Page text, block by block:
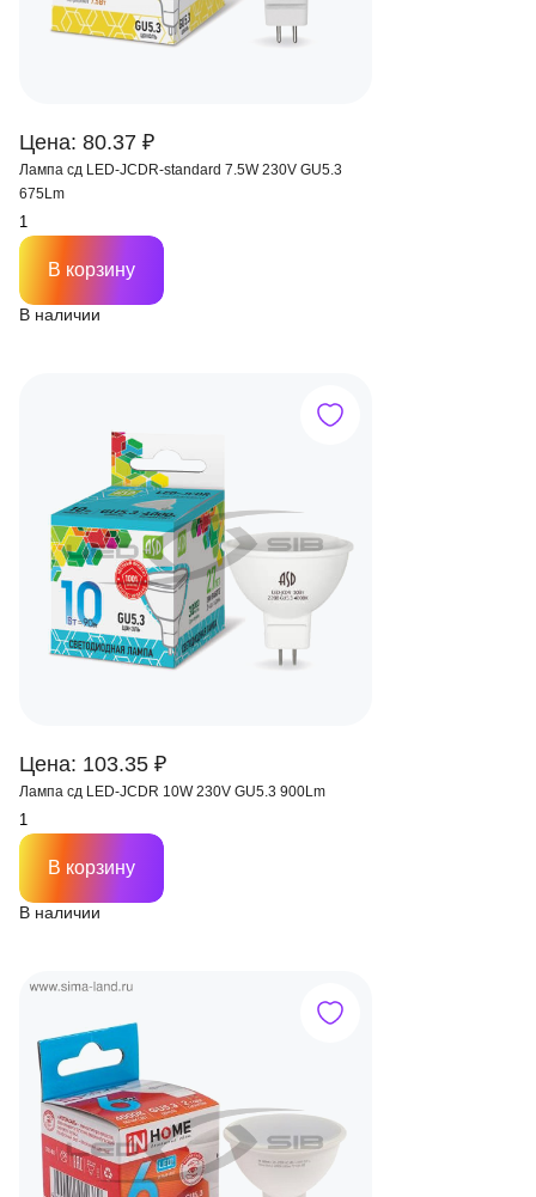
Цена: 80.37 ₽
Лампа сд LED-JCDR-standard 7.5W 230V GU5.3
675Lm
В наличии
В корзину
Цена: 103.35 ₽
Лампа сд LED-JCDR 10W 230V GU5.3 900Lm
В наличии
В корзину